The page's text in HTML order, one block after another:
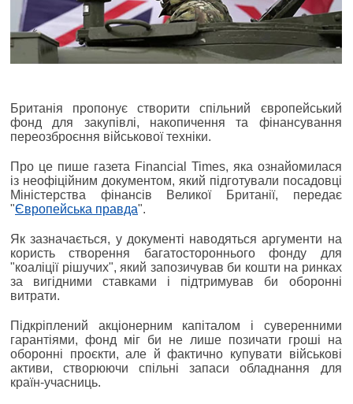
Британія пропонує створити спільний європейський
фонд для закупівлі, накопичення та фінансування
переозброєння військової техніки.
Про це пише газета Financial Times, яка ознайомилася
із неофіційним документом, який підготували посадовці
Міністерства фінансів Великої Британії, передає
"Європейська правда".
Як зазначається, у документі наводяться аргументи на
користь створення багатостороннього фонду для
"коаліції рішучих", який запозичував би кошти на ринках
за вигідними ставками і підтримував би оборонні
витрати.
Підкріплений акціонерним капіталом і суверенними
гарантіями, фонд міг би не лише позичати гроші на
оборонні проєкти, але й фактично купувати військові
активи, створюючи спільні запаси обладнання для
країн-учасниць.